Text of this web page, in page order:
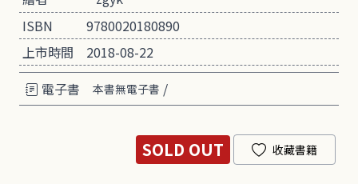
ISBN
9780020180890
上市時間
2018-08-22
電子書
本書無電子書 /
SOLD OUT 收藏書籍